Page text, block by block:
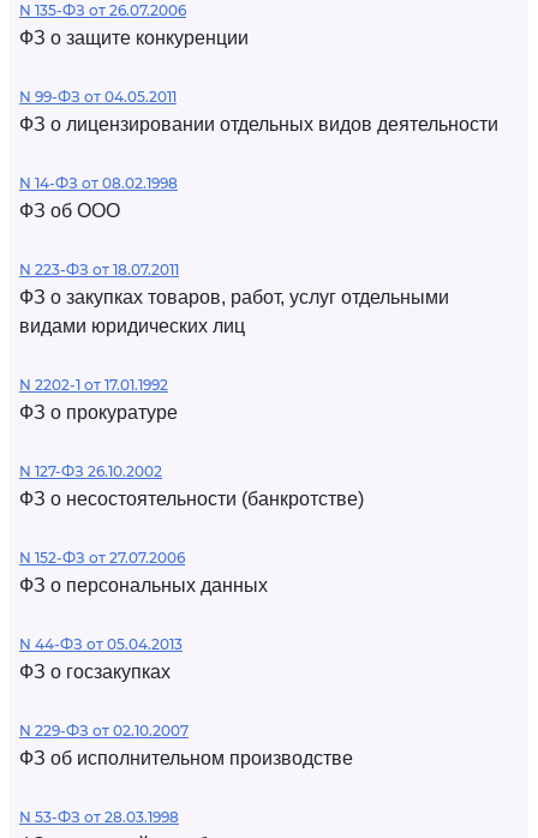
N 135-ФЗ от 26.07.2006
ФЗ о защите конкуренции
N 99-ФЗ от 04.05.2011
ФЗ о лицензировании отдельных видов деятельности
N 14-ФЗ от 08.02.1998
ФЗ об ООО
N 223-ФЗ от 18.07.2011
ФЗ о закупках товаров, работ, услуг отдельными
видами юридических лиц
N 2202-1 от 17.01.1992
ФЗ о прокуратуре
N 127-ФЗ 26.10.2002
ФЗ о несостоятельности (банкротстве)
N 152-ФЗ от 27.07.2006
ФЗ о персональных данных
N 44-ФЗ от 05.04.2013
ФЗ о госзакупках
N 229-ФЗ от 02.10.2007
ФЗ об исполнительном производстве
N 53-ФЗ от 28.03.1998